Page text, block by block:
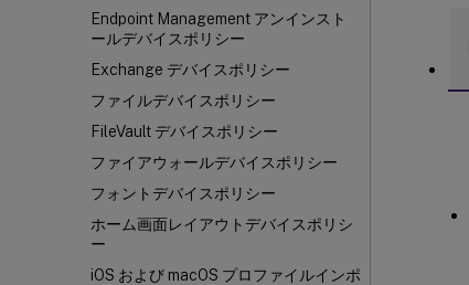
Endpoint Management アンインスト
ールデバイスポリシー
Exchange デバイスポリシー
ファイルデバイスポリシー
FileVault デバイスポリシー
ファイアウォールデバイスポリシー
フォントデバイスポリシー
ホーム画面レイアウトデバイスポリシ
ー
iOS および macOS プロファイルインポ